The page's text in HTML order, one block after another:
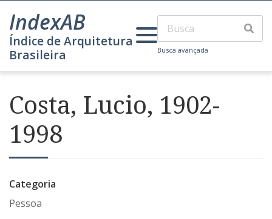
IndexAB
Índice de Arquitetura
Brasileira
Busca avançada
Costa, Lucio, 1902-
1998
Categoria
Pessoa